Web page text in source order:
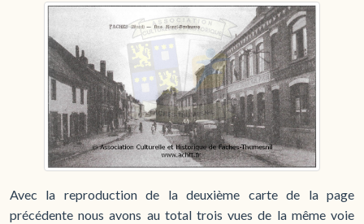
Avec la reproduction de la deuxième carte de la page
précédente nous avons au total trois vues de la même voie